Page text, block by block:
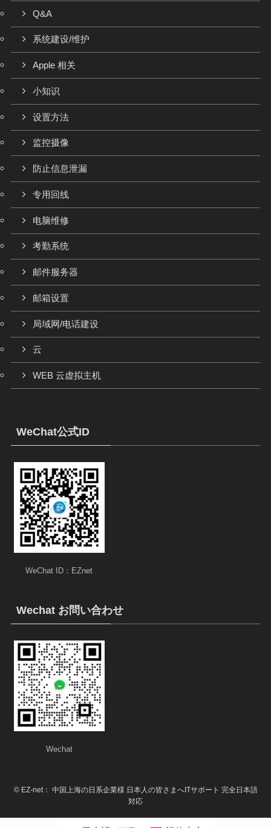
Q&A
系统建设/维护
Apple 相关
小知识
设置方法
监控摄像
防止信息泄漏
专用回线
电脑维修
考勤系统
邮件服务器
邮箱设置
局域网/电话建设
云
WEB 云虚拟主机
WeChat公式ID
WeChat ID：EZnet
Wechat お問い合わせ
Wechat
©EZ-net： 中国上海の日系企業様 日本人の皆さまへITサポート 完全日本語
対応